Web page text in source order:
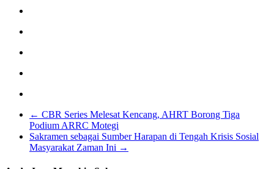
← CBR Series Melesat Kencang, AHRT Borong Tiga
Podium ARRC Motegi
Sakramen sebagai Sumber Harapan di Tengah Krisis Sosial
Masyarakat Zaman Ini →